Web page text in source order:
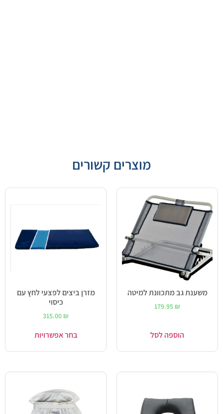
מוצרים קשורים
משענת גב מתכוונת למיטה
179.95 ₪
הוספה לסל
מזרן ביצים לפצעי לחץ עם
כיסוי
315.00 ₪
בחר אפשרויות